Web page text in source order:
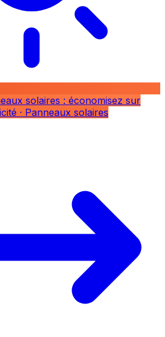
solaires : économisez sur
· Panneaux solaires